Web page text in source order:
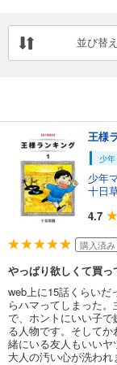
並び替え
王様
少
少年
十日
4.7
購入済み
やっぱり欲しくて買っ
web上に15話くらいだ
らハマってしまった
で、ホントにいい子
る人物です。そして
緒にいる友人もいいヤ
大人の汚い心が洗われ